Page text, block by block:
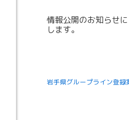
情報公開のお知らせ
します。
岩手県グループライン登録